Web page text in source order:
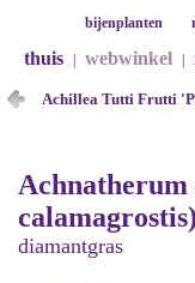
bijenplanten
thuis webwinkel
Achillea Tutti Frutti
Achnatherum
calamagrostis)
diamantgras